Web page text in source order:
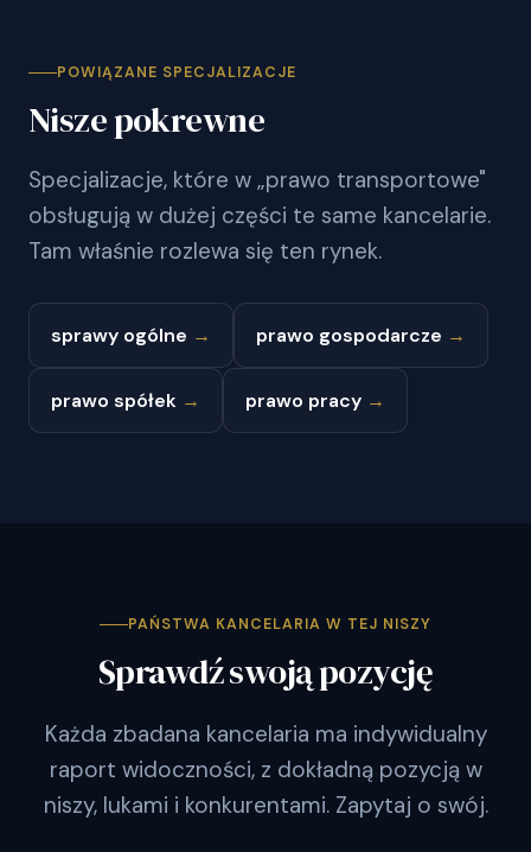
POWIĄZANE SPECJALIZACJE
Nisze pokrewne
Specjalizacje, które w „prawo transportowe"
obsługują w dużej części te same kancelarie.
Tam właśnie rozlewa się ten rynek.
sprawy ogólne → prawo gospodarcze →
prawo spółek → prawo pracy →
PAŃSTWA KANCELARIA W TEJ NISZY
Sprawdź swoją pozycję
Każda zbadana kancelaria ma indywidualny
raport widoczności, z dokładną pozycją w
niszy, lukami i konkurentami. Zapytaj o swój.